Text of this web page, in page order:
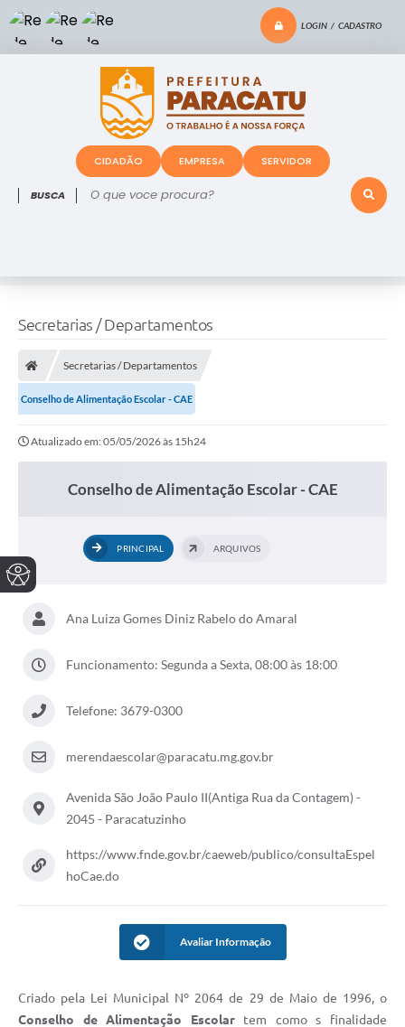
LOGIN / CADASTRO
O que voce procura?
CIDADÃO EMPRESA SERVIDOR
Secretarias / Departamentos
Secretarias / Departamentos
Conselho de Alimentação Escolar - CAE
Atualizado em: 05/05/2026 às 15h24
Conselho de Alimentação Escolar - CAE
PRINCIPAL ARQUIVOS
Ana Luiza Gomes Diniz Rabelo do Amaral
Funcionamento: Segunda a Sexta, 08:00 às 18:00
Telefone: 3679-0300
merendaescolar@paracatu.mg.gov.br
Avenida São João Paulo II(Antiga Rua da Contagem) -
2045 - Paracatuzinho
https://www.fnde.gov.br/caeweb/publico/consultaEspel
hoCae.do
Avaliar Informação
Criado pela Lei Municipal Nº 2064 de 29 de Maio de 1996, o
Conselho de Alimentação Escolartem como s finalidade